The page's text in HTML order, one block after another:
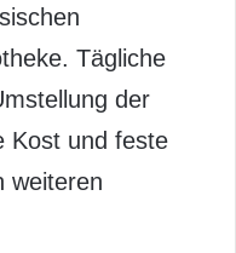
Tägliche
der
Kost und feste
weiteren